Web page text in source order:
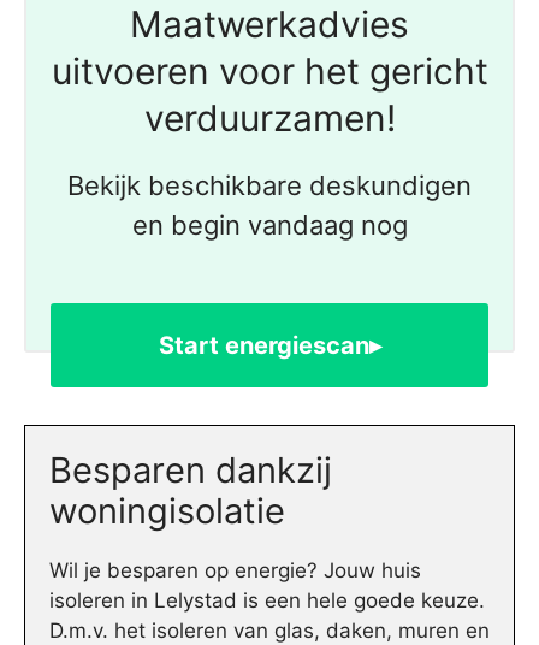
Maatwerkadvies
uitvoeren voor het gericht
verduurzamen!
Bekijk beschikbare deskundigen
en begin vandaag nog
Start energiescan▸
Besparen dankzij
woningisolatie
Wil je besparen op energie? Jouw huis
isoleren in Lelystad is een hele goede keuze.
D.m.v. het isoleren van glas, daken, muren en